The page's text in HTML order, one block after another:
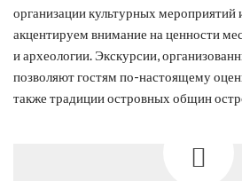
организации культурных мероприятий
акцентируем внимание на ценности
и археологии. Экскурсии,
позволяют гостям по-настоящему
также традиции островных общин